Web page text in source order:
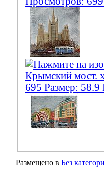
Размещено в Без